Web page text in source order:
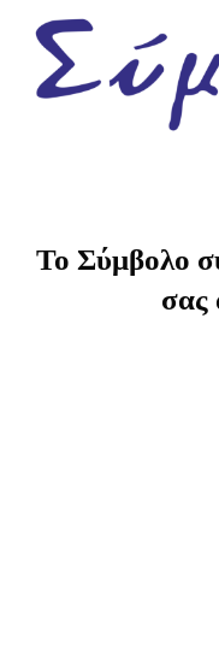
Το Σύμβολο
σας